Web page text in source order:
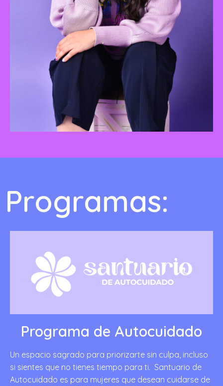
Programas:
Programa de Autocuidado
Un espacio sagrado para priorizarte sin culpa, incluso
si sientes que no tienes tiempo para ti. Santuario de
Autocuidado es para mujeres que desean cuidarse de